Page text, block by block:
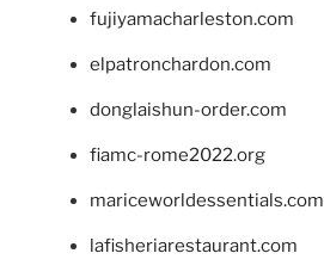
fujiyamacharleston.com
elpatronchardon.com
donglaishun-order.com
fiamc-rome2022.org
mariceworldessentials.com
lafisheriarestaurant.com